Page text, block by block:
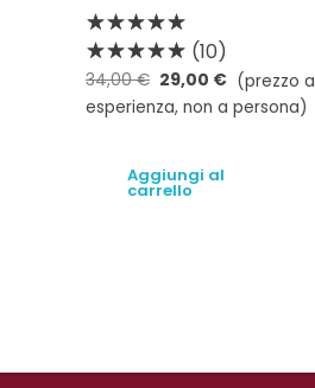
(10)
34,00€ 29,00 € (prezzo a
esperienza, non a persona)
Aggiungi al
carrello